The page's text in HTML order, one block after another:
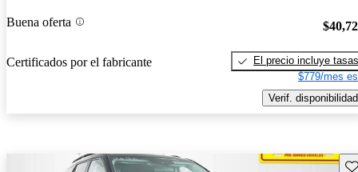
Buena oferta
Certificados por el fabricante
El precio incluye tasas
$779/mes
Verif. disponibilidad